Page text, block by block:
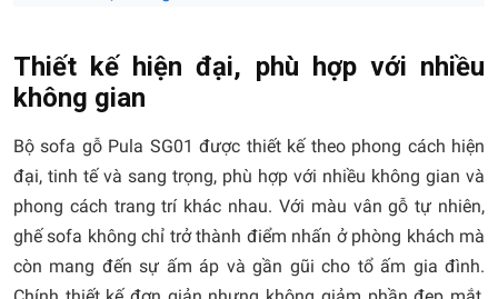
Thiết kế hiện đại, phù hợp với nhiều
không gian
Bộ sofa gỗ Pula SG01 được thiết kế theo phong cách hiện
đại, tinh tế và sang trọng, phù hợp với nhiều không gian và
phong cách trang trí khác nhau. Với màu vân gỗ tự nhiên,
ghế sofa không chỉ trở thành điểm nhấn ở phòng khách mà
còn mang đến sự ấm áp và gần gũi cho tổ ấm gia đình.